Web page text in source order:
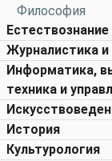
Философия
Естествознание
Журналистика
Информатика,
техника и
История
Культурология